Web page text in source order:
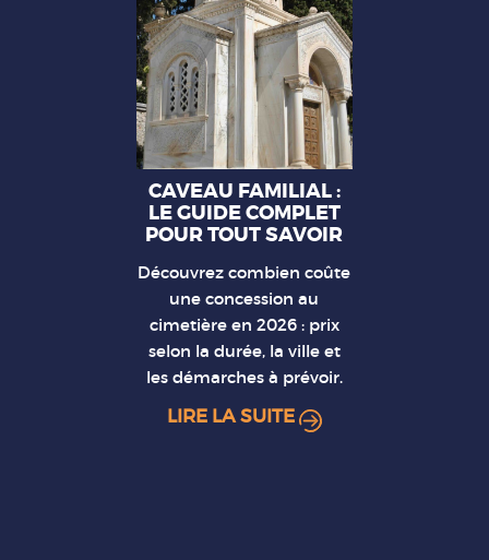
CAVEAU FAMILIAL :
LE GUIDE COMPLET
POUR TOUT SAVOIR
Découvrez combien coûte
une concession au
cimetière en 2026 : prix
selon la durée, la ville et
les démarches à prévoir.
LIRE LA SUITE